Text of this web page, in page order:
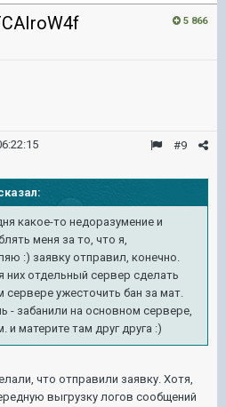
5 866
#9
какое-то недоразумение и
меня за то, что я,
:) заявку отправил, конечно.
них отдельный сервер сделать
сервере ужесточить бан за мат.
- забанили на основном сервере,
и материте там друг друга :)
что отправили заявку. Хотя,
выгрузку логов сообщений